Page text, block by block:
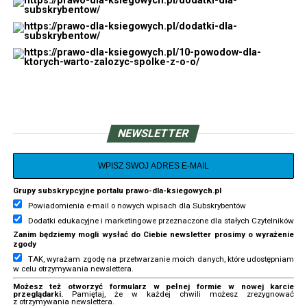
„(….) taką kwalifikację wprost przyjął
Dyrektor Krajowej Administracji
Skarbowej w Interpretacji Indywidualnej
KDIPT2-3.4011.1158.2021.1.MS
stwierdzając, iż: „przy kalkulacji
NEWSLETTER
Grupy subskrypcyjne portalu prawo-dla-ksiegowych.pl
Powiadomienia e-mail o nowych wpisach dla Subskrybentów
Dodatki edukacyjne i marketingowe przeznaczone dla stałych Czytelników
Zanim będziemy mogli wysłać do Ciebie newsletter prosimy o wyrażenie
zgody
TAK, wyrażam zgodę na przetwarzanie moich danych, które udostępniam
w celu otrzymywania newslettera.
Możesz też otworzyć formularz w pełnej formie w nowej karcie
przeglądarki.Pamiętaj, że w każdej chwili możesz zrezygnować
z otrzymywania newslettera.